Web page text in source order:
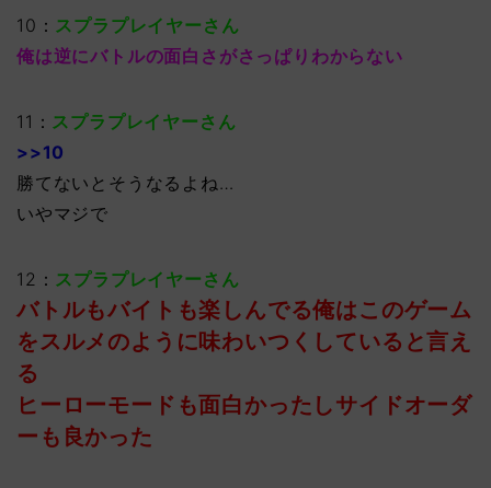
10： スプラプレイヤーさん
俺は逆にバトルの面白さがさっぱりわからない
11： スプラプレイヤーさん
>>10
勝てないとそうなるよね…
いやマジで
12： スプラプレイヤーさん
バトルもバイトも楽しんでる俺はこのゲーム
をスルメのように味わいつくしていると言え
る
ヒーローモードも面白かったしサイドオーダ
ーも良かった